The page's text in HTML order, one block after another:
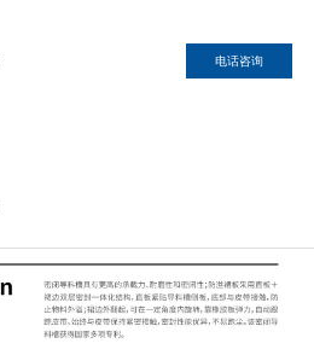
电话咨询